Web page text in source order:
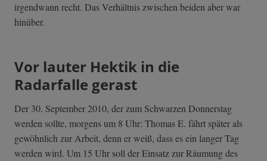
irgendwann recht. Das Verhältnis zwischen beiden aber war
hinüber.
Vor lauter Hektik in die
Radarfalle gerast
Der 30. September 2010, der zum Schwarzen Donnerstag
werden sollte, morgens um 8 Uhr: Thomas E. fährt später als
gewöhnlich zur Arbeit, denn er weiß, dass es ein langer Tag
werden wird. Um 15 Uhr soll der Einsatz zur Räumung des